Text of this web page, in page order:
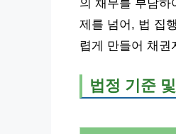
의 채무를 부담하
제를 넘어, 법 집
렵게 만들어 채권
법정 기준